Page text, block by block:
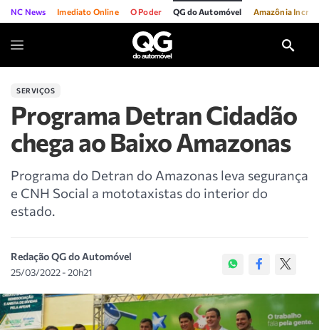
NC News Imediato Online O Poder QG do Automóvel Amazônia
SERVIÇOS
Programa Detran Cidadão
chega ao Baixo Amazonas
Programa do Detran do Amazonas leva segurança
e CNH Social a mototaxistas do interior do
estado.
Redação QG do Automóvel
25/03/2022 - 20h21